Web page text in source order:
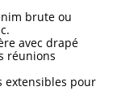
brute ou
avec drapé
réunions
extensibles pour